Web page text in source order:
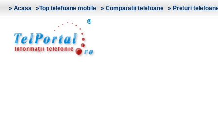
» Acasa »Top telefoane mobile » Comparatii telefoane » Preturi